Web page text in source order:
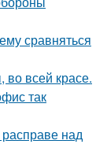
сравняться
всей красе.
так
над